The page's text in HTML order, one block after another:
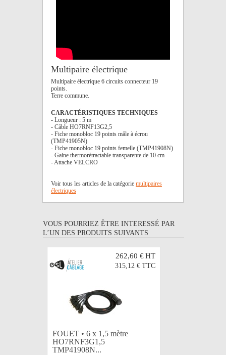
Multipaire électrique
Multipaire électrique 6 circuits connecteur 19
points.
Terre commune.
CARACTÉRISTIQUES TECHNIQUES
- Longueur : 5 m
- Câble HO7RNF13G2,5
- Fiche monobloc 19 points mâle à écrou
(TMP41905N)
- Fiche monobloc 19 points femelle (TMP41908N)
- Gaine thermorétractable transparente de 10 cm
- Attache VELCRO
Voir tous les articles de la catégorie multipaires
électriques
VOUS POURRIEZ ÊTRE INTERESSÉ PAR
L’UN DES PRODUITS SUIVANTS
262,60 €HT
315,12 € TTC
FOUET • 6 x 1,5 mètre
HO7RNF3G1,5
TMP41908N...